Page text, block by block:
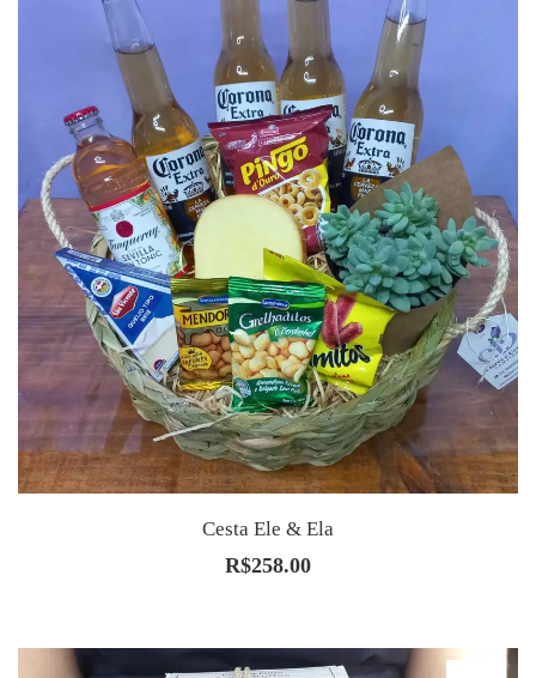
Cesta Ele & Ela
R$258.00